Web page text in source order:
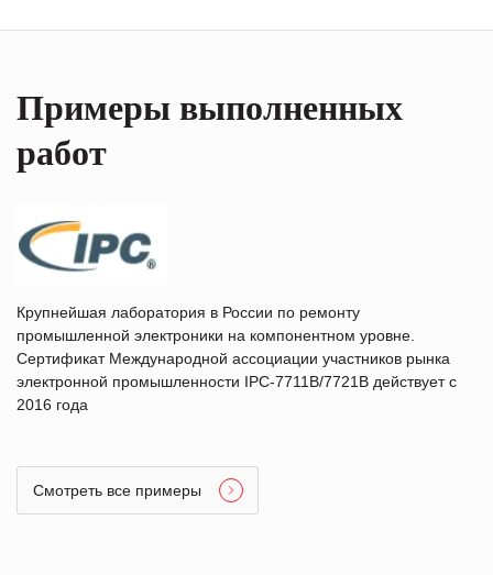
Примеры выполненных
работ
Крупнейшая лаборатория в России по ремонту
промышленной электроники на компонентном уровне.
Сертификат Международной ассоциации участников рынка
электронной промышленности IPC-7711B/7721B действует с
2016 года
Смотреть все примеры